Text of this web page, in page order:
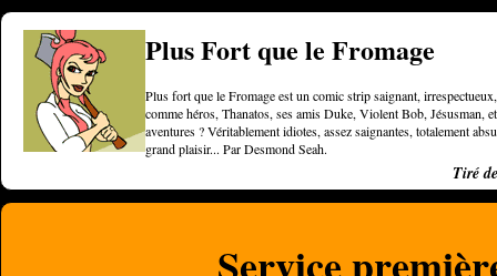
Plus Fort que le Fromage
Plus fort que le Fromage est un comic strip saignant,
comme héros, Thanatos, ses amis Duke, Violent Bob, Jésusman,
aventures ? Véritablement idiotes, assez saignantes, totalement
grand plaisir... Par Desmond Seah.
Tiré